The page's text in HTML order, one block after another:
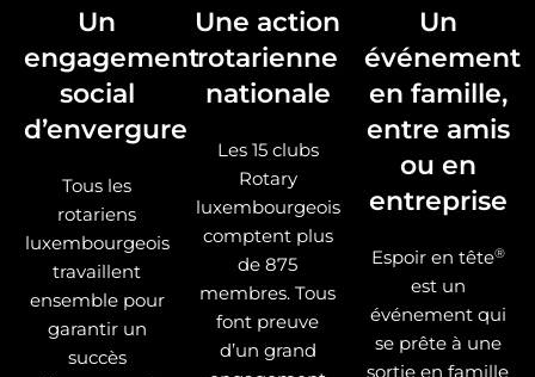
Un
engagement
social
d’envergure
Tous les
rotariens
luxembourgeois
travaillent
ensemble pour
garantir un
succès
Une action
rotarienne
nationale
Les 15 clubs
Rotary
luxembourgeois
comptent plus
de 875
membres. Tous
font preuve
d’un grand
Un
événement
en famille,
entre amis
ou en
entreprise
Espoir en tête®
est un
événement qui
se prête à une
sortie en famille